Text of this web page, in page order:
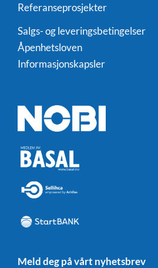
Referanseprosjekter
Salgs- og leveringsbetingelser
Åpenhetsloven
Informasjonskapsler
Meld deg på vårt nyhetsbrev